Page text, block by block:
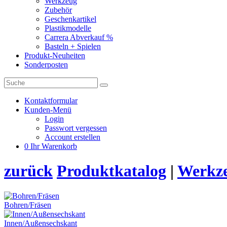
Zubehör
Geschenkartikel
Plastikmodelle
Carrera Abverkauf %
Basteln + Spielen
Produkt-Neuheiten
Sonderposten
Kontaktformular
Kunden-Menü
Login
Passwort vergessen
Account erstellen
0 Ihr Warenkorb
zurück Produktkatalog |
Bohren/Fräsen
Innen/Außensechskant